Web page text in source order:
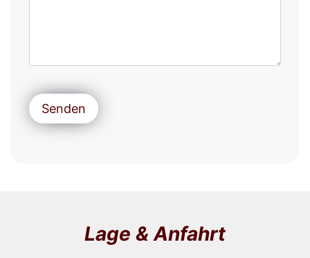
Lage & Anfahrt